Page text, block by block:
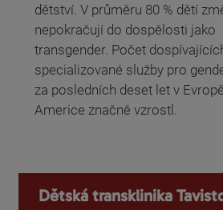
dětství. V průměru 80 % dětí
nepokračují do dospělosti jako
transgender. Počet
specializované služby pro
za posledních deset let v
Americe značně vzrostl.
Dětská transklinika